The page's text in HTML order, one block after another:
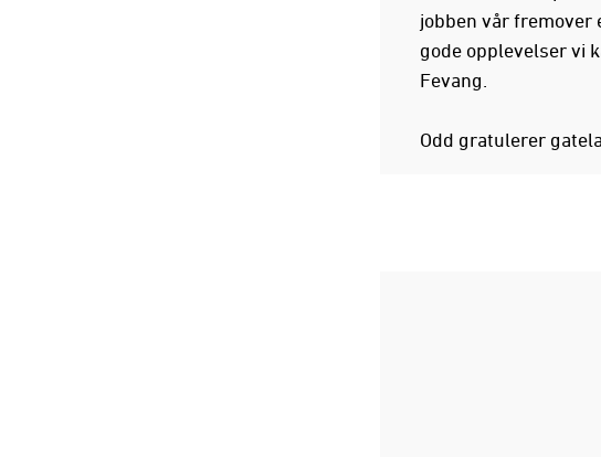
jobben vår fremover
gode opplevelser vi
Fevang.
Odd gratulerer